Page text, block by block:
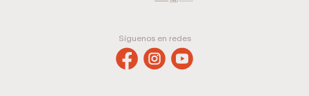
Síguenos en redes